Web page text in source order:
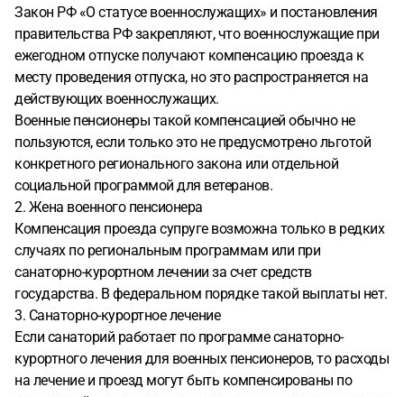
Закон РФ «О статусе военнослужащих» и постановления
правительства РФ закрепляют, что военнослужащие при
ежегодном отпуске получают компенсацию проезда к
месту проведения отпуска, но это распространяется на
действующих военнослужащих.
Военные пенсионеры такой компенсацией обычно не
пользуются, если только это не предусмотрено льготой
конкретного регионального закона или отдельной
социальной программой для ветеранов.
2. Жена военного пенсионера
Компенсация проезда супруге возможна только в редких
случаях по региональным программам или при
санаторно-курортном лечении за счет средств
государства. В федеральном порядке такой выплаты нет.
3. Санаторно-курортное лечение
Если санаторий работает по программе санаторно-
курортного лечения для военных пенсионеров, то расходы
на лечение и проезд могут быть компенсированы по